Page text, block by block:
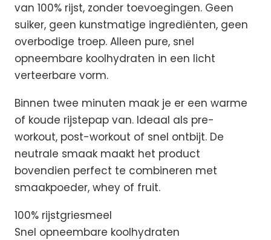
van 100% rijst, zonder toevoegingen. Geen
suiker, geen kunstmatige ingrediënten, geen
overbodige troep. Alleen pure, snel
opneembare koolhydraten in een licht
verteerbare vorm.
Binnen twee minuten maak je er een warme
of koude rijstepap van. Ideaal als pre-
workout, post-workout of snel ontbijt. De
neutrale smaak maakt het product
bovendien perfect te combineren met
smaakpoeder, whey of fruit.
100% rijstgriesmeel
Snel opneembare koolhydraten